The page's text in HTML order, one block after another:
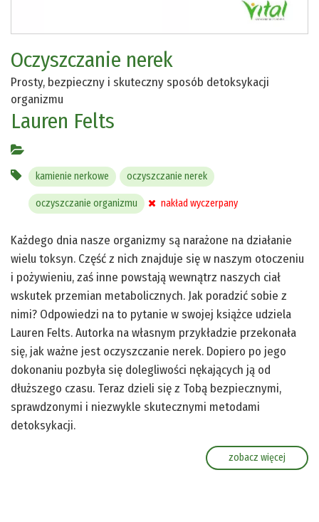
Oczyszczanie nerek
Prosty, bezpieczny i skuteczny sposób detoksykacji
organizmu
Lauren Felts
kamienie nerkowe oczyszczanie nerek
oczyszczanie organizmu nakład wyczerpany
Każdego dnia nasze organizmy są narażone na działanie
wielu toksyn. Część z nich znajduje się w naszym otoczeniu
i pożywieniu, zaś inne powstają wewnątrz naszych ciał
wskutek przemian metabolicznych. Jak poradzić sobie z
nimi? Odpowiedzi na to pytanie w swojej książce udziela
Lauren Felts. Autorka na własnym przykładzie przekonała
się, jak ważne jest oczyszczanie nerek. Dopiero po jego
dokonaniu pozbyła się dolegliwości nękających ją od
dłuższego czasu. Teraz dzieli się z Tobą bezpiecznymi,
sprawdzonymi i niezwykle skutecznymi metodami
detoksykacji.
zobacz więcej